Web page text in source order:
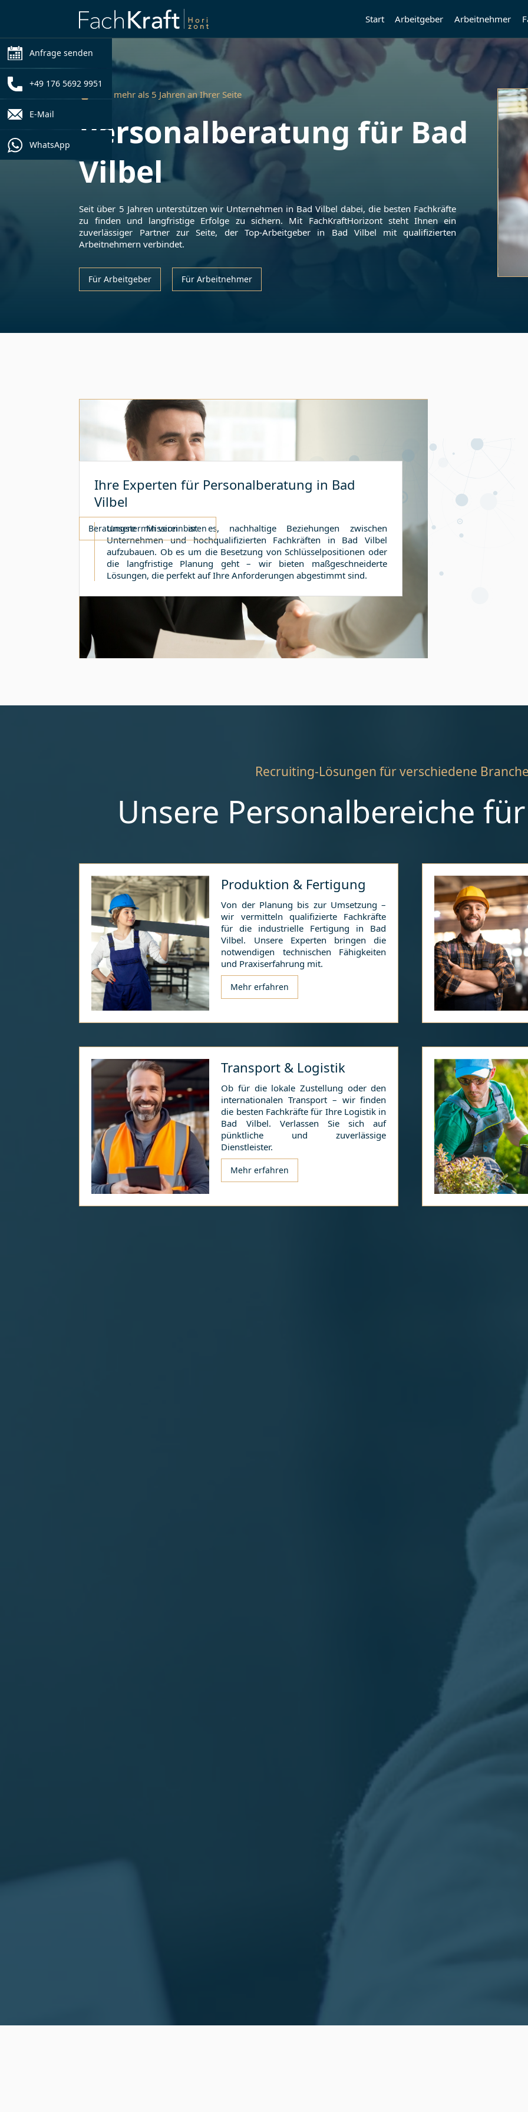
Start Arbeitgeber Arbeitnehmer
Anfrage senden
+49 176 5692 9951
E-Mail
WhatsApp
Seit mehr als 5 Jahren an Ihrer Seite
Personalberatung für Bad
Vilbel
Seit über 5 Jahren unterstützen wir Unternehmen in Bad Vilbel dabei, die besten Fachkräfte
zu finden und langfristige Erfolge zu sichern. Mit FachKraftHorizont steht Ihnen ein
zuverlässiger Partner zur Seite, der Top-Arbeitgeber in Bad Vilbel mit qualifizierten
Arbeitnehmern verbindet.
Für Arbeitgeber Für Arbeitnehmer
Ihre Experten für Personalberatung in Bad
Vilbel
Unsere Mission ist es, nachhaltige Beziehungen zwischen
Unternehmen und hochqualifizierten Fachkräften in Bad Vilbel
aufzubauen. Ob es um die Besetzung von Schlüsselpositionen oder
die langfristige Planung geht – wir bieten maßgeschneiderte
Lösungen, die perfekt auf Ihre Anforderungen abgestimmt sind.
Beratungstermin vereinbaren
Recruiting-Lösungen für verschiedene
Unsere Personalbereiche
Produktion & Fertigung
Von der Planung bis zur Umsetzung –
wir vermitteln qualifizierte Fachkräfte
für die industrielle Fertigung in Bad
Vilbel. Unsere Experten bringen die
notwendigen technischen Fähigkeiten
und Praxiserfahrung mit.
Mehr erfahren
Transport & Logistik
Ob für die lokale Zustellung oder den
internationalen Transport – wir finden
die besten Fachkräfte für Ihre Logistik in
Bad Vilbel. Verlassen Sie sich auf
pünktliche und zuverlässige
Dienstleister.
Mehr erfahren